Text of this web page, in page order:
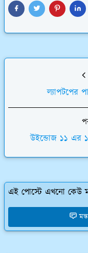
ল্যাপটপের
উইন্ডোজ ১১ এর
এই পোস্টে এখনো কেউ